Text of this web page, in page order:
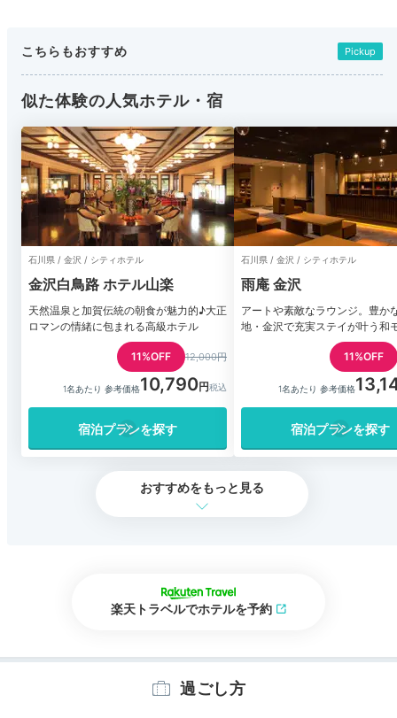
こちらもおすすめ Pickup
似た体験の人気ホテル・宿
石川県 / 金沢 / シティホテル
金沢白鳥路 ホテル山楽
天然温泉と加賀伝統の朝食が魅力的♪大正
ロマンの情緒に包まれる高級ホテル
11%OFF 12,000円
1名あたり 参考価格10,790
宿泊プランを探す
石川県 / 金沢 / シティホテル
雨庵 金沢
アートや素敵なラウンジ。豊か
地・金沢で充実ステイが叶う和
11%OFF
1名あたり 参考価格
宿泊プランを探す
おすすめをもっと見る
楽天トラベルでホテルを予約
過ごし方